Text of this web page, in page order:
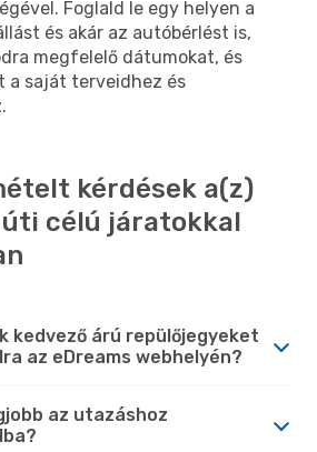
Foglald le egy helyen a
és akár az autóbérlést is,
megfelelő dátumokat, és
a saját terveidhez és
kérdések a(z)
célú járatokkal
kedvező árú repülőjegyeket
az eDreams webhelyén?
az utazáshoz